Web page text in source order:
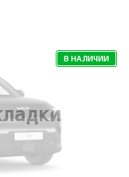
В НАЛИЧИИ